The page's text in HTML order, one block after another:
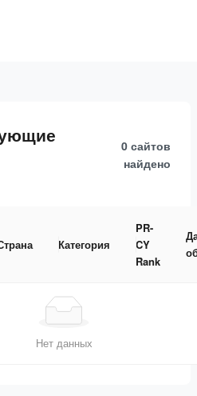
0 сайтов
найдено
Категория
PR-
CY
Rank
Нет данных